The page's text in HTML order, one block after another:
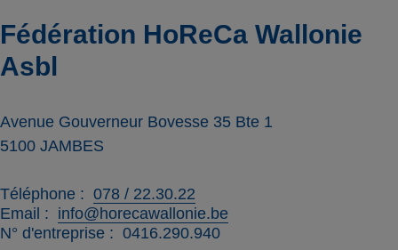
Fédération HoReCa Wallonie
Asbl
Avenue Gouverneur Bovesse 35 Bte 1
5100 JAMBES
Téléphone
078 / 22.30.22
Email
info@horecawallonie.be
N° d'entreprise
0416.290.940